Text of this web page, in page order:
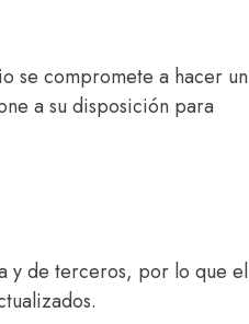
se compromete a hacer un
a su disposición para
y de terceros, por lo que el